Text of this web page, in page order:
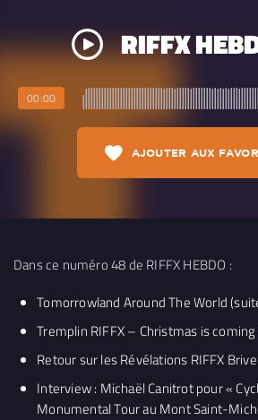
RIFFX
00:00
AJOUTER AUX
Dans ce numéro 48 de RIFFX HEBDO :
Tomorrowland Around The World
Tremplin RIFFX – Christmas is coming
Retour sur les Révélations RIFFX
Interview : Michaël Canitrot pour «
Monumental Tour au Mont Saint-